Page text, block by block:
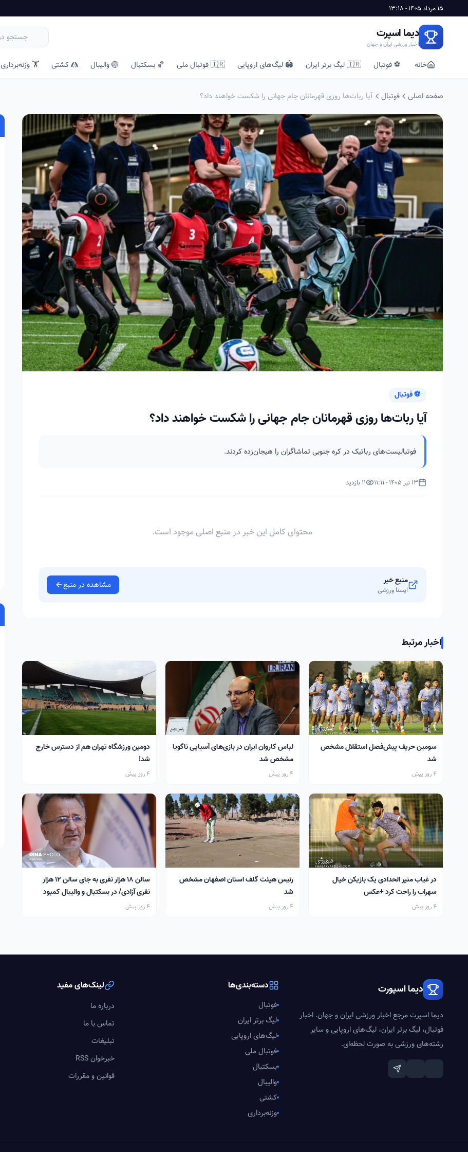
15 مرداد 1405 - 13:18
دیما اسپرت
اخبار ورزشی ایران و جهان
خانه ⚽ فوتبال 🇮🇷 لیگ برتر ایران 🏟️ لیگ‌های اروپایی 🇮🇷 فوتبال ملی 🏀 بسکتبال 🏐 والیبال 🤼 کشتی 🏋️ وزنه‌برداری
صفحه اصلی فوتبال آیا ربات‌ها روزی قهرمانان جام جهانی را شکست خواهند داد؟
⚽ فوتبال
آیا ربات‌ها روزی قهرمانان جام جهانی را شکست خواهند داد؟
فوتبالیست‌های رباتیک در کره جنوبی تماشاگران را هیجان‌زده کردند.
13 تیر 1405 - 11:11 11 بازدید
محتوای کامل این خبر در منبع اصلی موجود است.
منبع خبر
ایسنا ورزشی مشاهده در منبع
اخبار مرتبط
سومین حریف پیش‌فصل استقلال مشخص
شد
4 روز پیش
لباس کاروان ایران در بازی‌های آسیایی ناگویا
مشخص شد
4 روز پیش
دومین ورزشگاه تهران هم از دسترس خارج
شد!
4 روز پیش
در غیاب منیر الحدادی یک بازیکن خیال
سهراب را راحت کرد +عکس
4 روز پیش
رئیس هیئت گلف استان اصفهان مشخص
شد
4 روز پیش
سالن ۱۸ هزار نفری به جای سالن ۱۲ هزار
نفری آزادی/ در بسکتبال و والیبال کمبود
سالن داریم
4 روز پیش
دیما اسپورت
دیما اسپرت مرجع اخبار ورزشی ایران و جهان. اخبار
فوتبال، لیگ برتر ایران، لیگ‌های اروپایی و سایر
رشته‌های ورزشی به صورت لحظه‌ای.
دسته‌بندی‌ها
فوتبال
لیگ برتر ایران
لیگ‌های اروپایی
فوتبال ملی
بسکتبال
والیبال
کشتی
وزنه‌برداری
لینک‌های مفید
درباره ما
تماس با ما
تبلیغات
خبرخوان RSS
قوانین و مقررات